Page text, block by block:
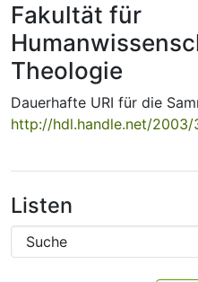
Statistiken
FAQ
Zurück zur Startseite
Fakultät für
Theologie
Dauerhafte URI für die
http://hdl.handle.net/
Listen